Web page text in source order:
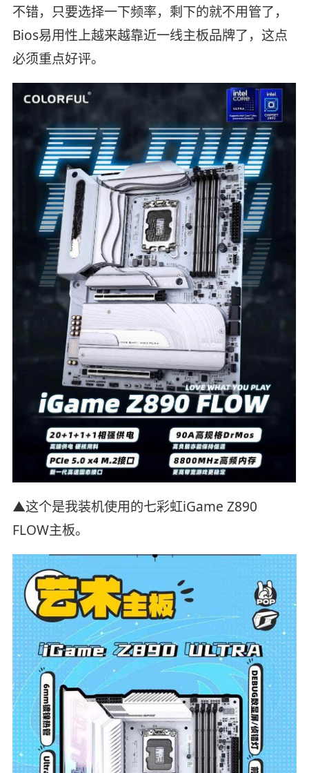
不错，只要选择一下频率，剩下的就不用管了，
Bios易用性上越来越靠近一线主板品牌了，这点
必须重点好评。
▲这个是我装机使用的七彩虹iGame Z890
FLOW主板。